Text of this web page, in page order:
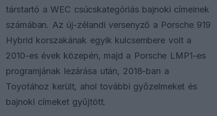
társtartó a WEC csúcskategóriás bajnoki címeinek
számában. Az új-zélandi versenyző a Porsche 919
Hybrid korszakának egyik kulcsembere volt a
2010-es évek közepén, majd a Porsche LMP1-es
programjának lezárása után, 2018-ban a
Toyotához került, ahol további győzelmeket és
bajnoki címeket gyűjtött.